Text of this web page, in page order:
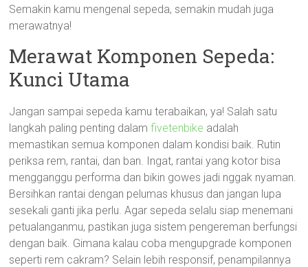
Semakin kamu mengenal sepeda, semakin mudah juga
merawatnya!
Merawat Komponen Sepeda:
Kunci Utama
Jangan sampai sepeda kamu terabaikan, ya! Salah satu
langkah paling penting dalamfivetenbike adalah
memastikan semua komponen dalam kondisi baik. Rutin
periksa rem, rantai, dan ban. Ingat, rantai yang kotor bisa
mengganggu performa dan bikin gowes jadi nggak nyaman.
Bersihkan rantai dengan pelumas khusus dan jangan lupa
sesekali ganti jika perlu. Agar sepeda selalu siap menemani
petualanganmu, pastikan juga sistem pengereman berfungsi
dengan baik. Gimana kalau coba mengupgrade komponen
seperti rem cakram? Selain lebih responsif, penampilannya